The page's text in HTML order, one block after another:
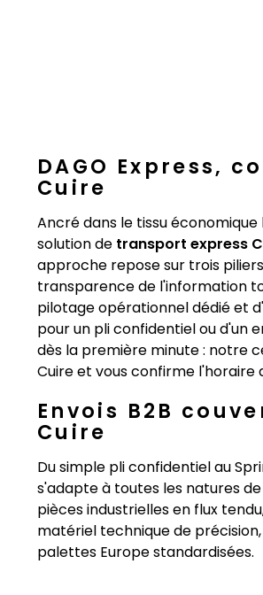
DAGO Express,
Cuire
Ancré dans le tissu
solution de transport express
approche repose sur trois
transparence de l'information
pilotage opérationnel dédié et
pour un pli confidentiel ou d'un
dès la première minute : notre
Cuire et vous confirme l'horaire
Envois B2B
Cuire
Du simple pli confidentiel au
s'adapte à toutes les natures
pièces industrielles en flux
matériel technique de
palettes Europe standardisées.